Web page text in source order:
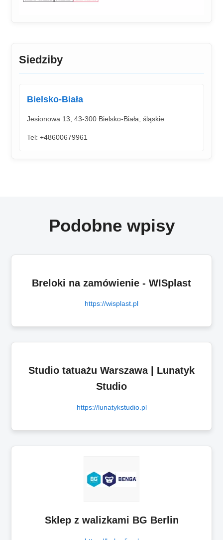
Siedziby
Bielsko-Biała
Jesionowa 13, 43-300 Bielsko-Biała, śląskie
Tel: +48600679961
Podobne wpisy
Breloki na zamówienie - WISplast
https://wisplast.pl
Studio tatuażu Warszawa | Lunatyk
Studio
https://lunatykstudio.pl
Sklep z walizkami BG Berlin